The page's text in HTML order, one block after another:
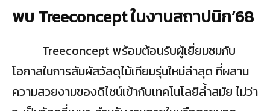
พบTreeconcept ในงานสถาปนิก’68
Treeconcept พร้อมต้อนรับผู้เยี่ยมชมกับ
โอกาสในการสัมผัสวัสดุไม้เทียมรุ่นใหม่ล่าสุด ที่ผสาน
ความสวยงามของดีไซน์เข้ากับเทคโนโลยีล้ำสมัย ไม่ว่า